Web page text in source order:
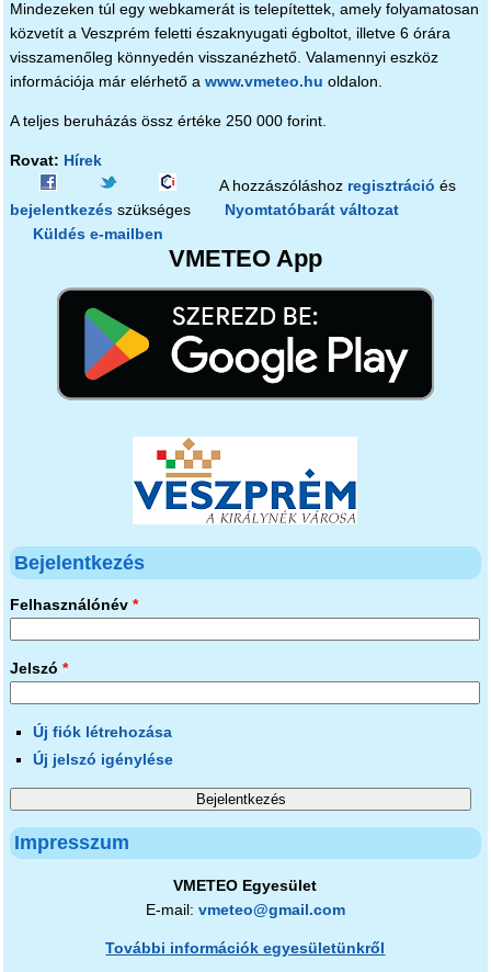
Mindezeken túl egy webkamerát is telepítettek, amely folyamatosan
közvetít a Veszprém feletti északnyugati égboltot, illetve 6 órára
visszamenőleg könnyedén visszanézhető. Valamennyi eszköz
információja már elérhető a www.vmeteo.hu oldalon.
A teljes beruházás össz értéke 250 000 forint.
Rovat: Hírek
A hozzászóláshoz regisztráció és
bejelentkezés szükséges
Nyomtatóbarát változat
Küldés e-mailben
VMETEO App
Bejelentkezés
Felhasználónév *
Jelszó *
Új fiók létrehozása
Új jelszó igénylése
Impresszum
VMETEO Egyesület
E-mail: vmeteo@gmail.com
További információk egyesületünkről